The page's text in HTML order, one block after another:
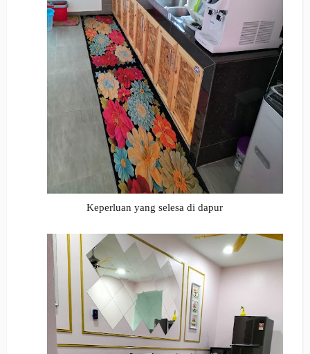
Keperluan yang selesa di dapur